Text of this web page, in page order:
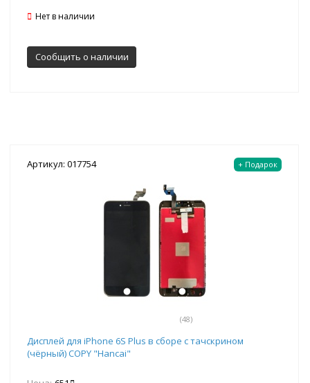
Нет в наличии
Сообщить о наличии
Артикул: 017754
(48)
+ Подарок
Дисплей для iPhone 6S Plus в сборе с тачскрином
(чёрный) COPY "Hancai"